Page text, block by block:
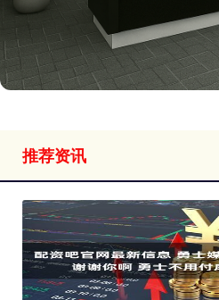
推荐资讯